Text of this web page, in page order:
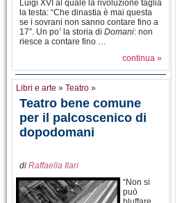
Luigi XVI al quale la rivoluzione taglia
la testa: “Che dinastia è mai questa
se i sovrani non sanno contare fino a
17”. Un po’ la storia di Domani: non
riesce a contare fino …
continua »
Libri e arte » Teatro »
Teatro bene comune
per il palcoscenico di
dopodomani
di Raffaella Ilari
“Non si
può